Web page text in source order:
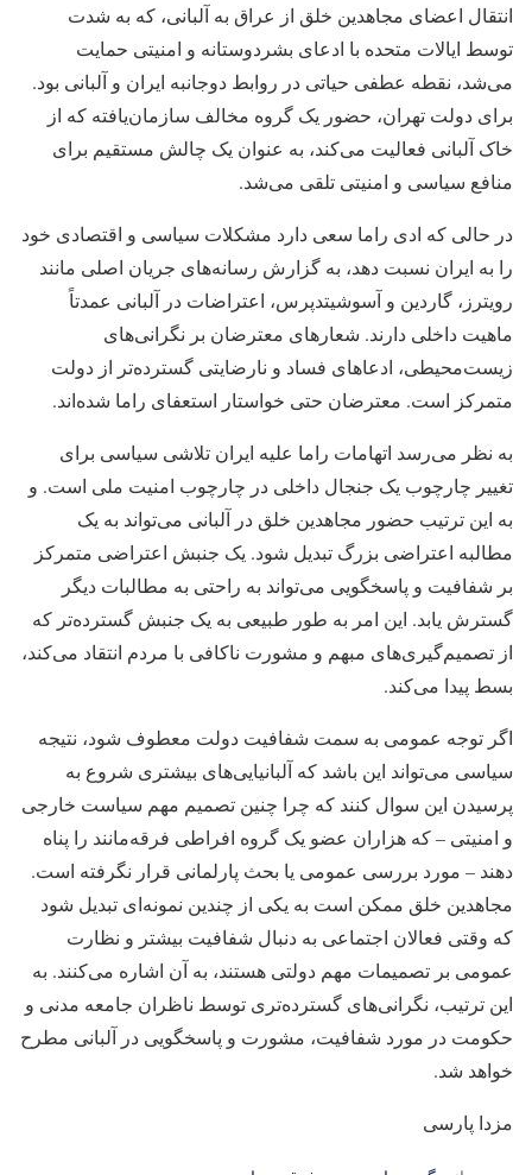
انتقال اعضای مجاهدین خلق از عراق به آلبانی، که به شدت
توسط ایالات متحده با ادعای بشردوستانه و امنیتی حمایت
می‌شد، نقطه عطفی حیاتی در روابط دوجانبه ایران و آلبانی بود.
برای دولت تهران، حضور یک گروه مخالف سازمان‌یافته که از
خاک آلبانی فعالیت می‌کند، به عنوان یک چالش مستقیم برای
منافع سیاسی و امنیتی تلقی می‌شد.
در حالی که ادی راما سعی دارد مشکلات سیاسی و اقتصادی خود
را به ایران نسبت دهد، به گزارش رسانه‌های جریان اصلی مانند
رویترز، گاردین و آسوشیتدپرس، اعتراضات در آلبانی عمدتاً
ماهیت داخلی دارند. شعارهای معترضان بر نگرانی‌های
زیست‌محیطی، ادعاهای فساد و نارضایتی گسترده‌تر از دولت
متمرکز است. معترضان حتی خواستار استعفای راما شده‌اند.
به نظر می‌رسد اتهامات راما علیه ایران تلاشی سیاسی برای
تغییر چارچوب یک جنجال داخلی در چارچوب امنیت ملی است. و
به این ترتیب حضور مجاهدین خلق در آلبانی می‌تواند به یک
مطالبه اعتراضی بزرگ تبدیل شود. یک جنبش اعتراضی متمرکز
بر شفافیت و پاسخگویی می‌تواند به راحتی به مطالبات دیگر
گسترش یابد. این امر به طور طبیعی به یک جنبش گسترده‌تر که
از تصمیم‌گیری‌های مبهم و مشورت ناکافی با مردم انتقاد می‌کند،
بسط پیدا می‌کند.
اگر توجه عمومی به سمت شفافیت دولت معطوف شود، نتیجه
سیاسی می‌تواند این باشد که آلبانیایی‌های بیشتری شروع به
پرسیدن این سوال کنند که چرا چنین تصمیم مهم سیاست خارجی
و امنیتی – که هزاران عضو یک گروه افراطی فرقه‌مانند را پناه
دهند – مورد بررسی عمومی یا بحث پارلمانی قرار نگرفته است.
مجاهدین خلق ممکن است به یکی از چندین نمونه‌ای تبدیل شود
که وقتی فعالان اجتماعی به دنبال شفافیت بیشتر و نظارت
عمومی بر تصمیمات مهم دولتی هستند، به آن اشاره می‌کنند. به
این ترتیب، نگرانی‌های گسترده‌تری توسط ناظران جامعه مدنی و
حکومت در مورد شفافیت، مشورت و پاسخگویی در آلبانی مطرح
خواهد شد.
مزدا پارسی